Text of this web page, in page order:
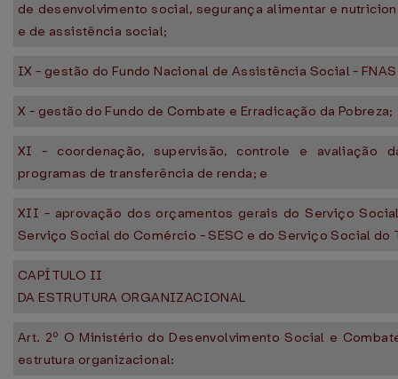
de desenvolvimento social, segurança alimentar e
e de assistência social;
IX - gestão do Fundo Nacional de Assistência Social -
X - gestão do Fundo de Combate e Erradicação da Pobreza;
XI - coordenação, supervisão, controle e avaliação
programas de transferência de renda; e
XII - aprovação dos orçamentos gerais do Serviço
Serviço Social do Comércio - SESC e do Serviço Social do
CAPÍTULO II
DA ESTRUTURA ORGANIZACIONAL
Art. 2º O Ministério do Desenvolvimento Social e
estrutura organizacional: